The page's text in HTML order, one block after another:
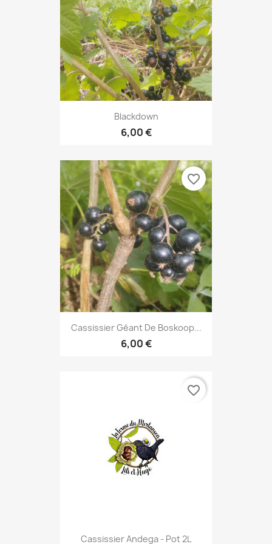
Blackdown
6,00 €
Cassissier Géant De Boskoop...
6,00 €
favorite_border
Cassissier Andega - Pot 2L
favorite_border